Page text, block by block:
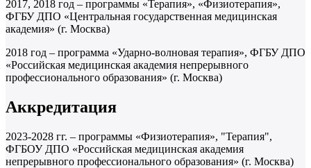
2017, 2018 год – программы «Терапия», «Физиотерапия»,
ФГБУ ДПО «Центральная государственная медицинская
академия» (г. Москва)
2018 год – программа «Ударно-волновая терапия», ФГБУ ДПО
«Российская медицинская академия непрерывного
профессионального образования» (г. Москва)
Аккредитация
2023-2028 гг. – программы «Физиотерапия», "Терапия",
ФГБОУ ДПО «Российская медицинская академия
непрерывного профессионального образования» (г. Москва)